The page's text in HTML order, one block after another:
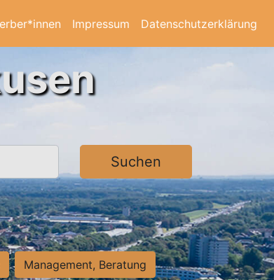
Impressum Datenschutzerklärung
Suchen
Management, Beratung